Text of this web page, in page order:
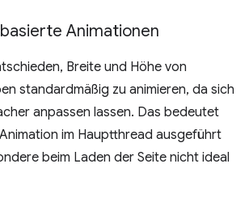
Animationen
Breite und Höhe von
standardmäßig zu animieren, da sich
anpassen lassen. Das bedeutet
im Hauptthread ausgeführt
beim Laden der Seite nicht ideal